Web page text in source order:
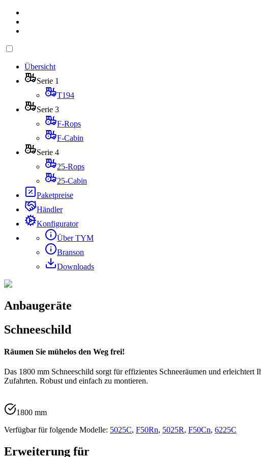
Übersicht
Serie 1
T194
Serie 3
F-Rops
F-Cabin
Serie 4
25-Rops
25-Cabin
Paketpreise
Händler
Konfigurator
Über TYM
Branson
Downloads
Anbaugeräte
Schneeschild
Räumen Sie mühelos den Weg frei!
Das 1800 mm Schneeschild sorgt für effizientes Schneeräumen und
Zufahrten. Robust und einfach zu montieren.
1800 mm
Verfügbar für folgende Modelle: 5025C, F50Rn, 5025R, F50Cn, 6225C
Erweiterung für